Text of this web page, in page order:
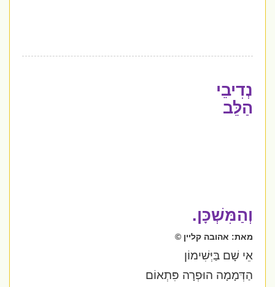
נְדִיבֵי
הַלֵּב
וְהַמִּשְׁכָּן.
מאת: אהובה קליין ©
אֵי שָׁם בַּיְּשִׁימוֹן
הַדְּמָמָה הוּפְרָה פִּתְאוֹם